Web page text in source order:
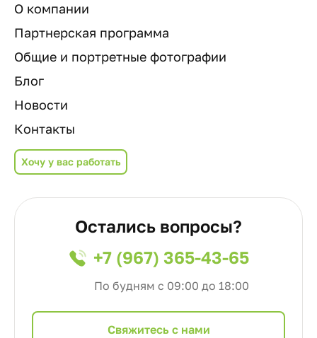
О компании
Партнерская программа
Общие и портретные фотографии
Блог
Новости
Контакты
Хочу у вас работать
Остались вопросы?
+7 (967) 365-43-65
По будням с 09:00 до 18:00
Cвяжитесь с нами